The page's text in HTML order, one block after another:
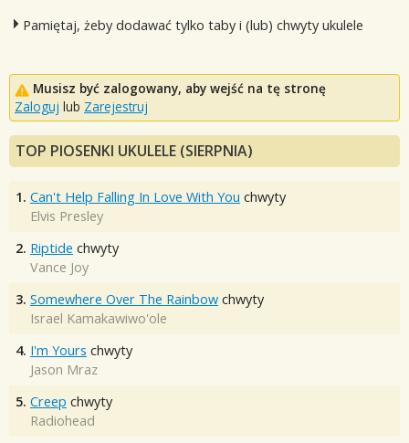
Pamiętaj, żeby dodawać tylko taby i (lub) chwyty ukulele
Musisz być zalogowany, aby wejść na tę stronę
Zaloguj lub Zarejestruj
TOP PIOSENKI UKULELE (SIERPNIA)
1. Can't Help Falling In Love With You chwyty
Elvis Presley
2. Riptide chwyty
Vance Joy
3. Somewhere Over The Rainbow chwyty
Israel Kamakawiwo'ole
4. I'm Yours chwyty
Jason Mraz
5. Creep chwyty
Radiohead